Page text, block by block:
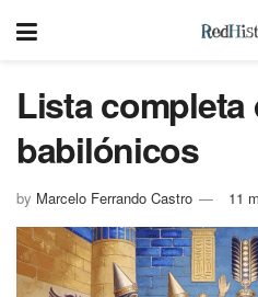
Lista completa
babilónicos
by Marcelo Ferrando Castro 11